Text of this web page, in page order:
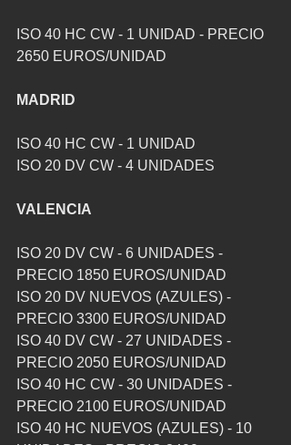
ISO 40 HC CW - 1 UNIDAD - PRECIO
2650 EUROS/UNIDAD
MADRID
ISO 40 HC CW - 1 UNIDAD
ISO 20 DV CW - 4 UNIDADES
VALENCIA
ISO 20 DV CW - 6 UNIDADES -
PRECIO 1850 EUROS/UNIDAD
ISO 20 DV NUEVOS (AZULES) -
PRECIO 3300 EUROS/UNIDAD
ISO 40 DV CW - 27 UNIDADES -
PRECIO 2050 EUROS/UNIDAD
ISO 40 HC CW - 30 UNIDADES -
PRECIO 2100 EUROS/UNIDAD
ISO 40 HC NUEVOS (AZULES) - 10